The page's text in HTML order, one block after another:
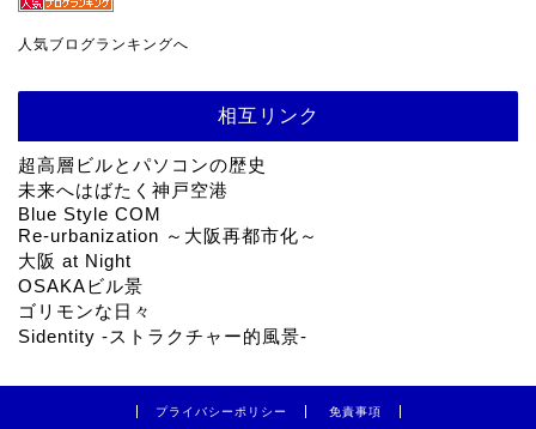
人気ブログランキングへ
相互リンク
超高層ビルとパソコンの歴史
未来へはばたく神戸空港
Blue Style COM
Re-urbanization ～大阪再都市化～
大阪 at Night
OSAKAビル景
ゴリモンな日々
Sidentity -ストラクチャー的風景-
プライバシーポリシー 免責事項